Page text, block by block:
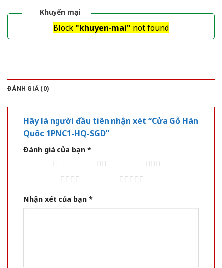
Khuyến mại
Block "khuyen-mai" not found
ĐÁNH GIÁ (0)
Hãy là người đầu tiên nhận xét “Cửa Gỗ Hàn
Quốc 1PNC1-HQ-SGD”
Đánh giá của bạn *
Nhận xét của bạn *